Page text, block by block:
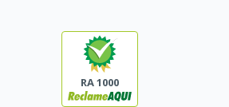
RA 1000